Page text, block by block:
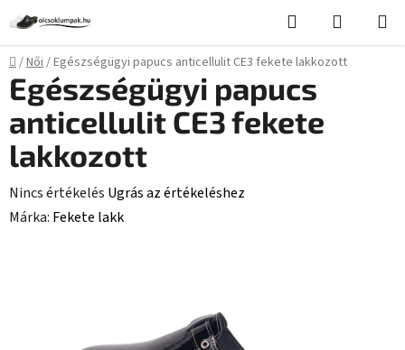
fő
tartalomhoz
Keresés KOSÁR
Kezdőlap
/Női/Egészségügyi papucs anticellulit CE3 fekete lakkozott
Egészségügyi papucs
anticellulit CE3 fekete
lakkozott
A
termék
Nincs értékelés Ugrás az értékeléshez
Márka: Fekete lakk